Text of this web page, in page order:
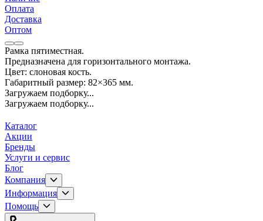
Оплата
Доставка
Оптом
Рамка пятиместная.
Предназначена для горизонтального монтажа.
Цвет: слоновая кость.
Габаритный размер: 82×365 мм.
Загружаем подборку...
Загружаем подборку...
Каталог
Акции
Бренды
Услуги и сервис
Блог
Компания
Информация
Помощь